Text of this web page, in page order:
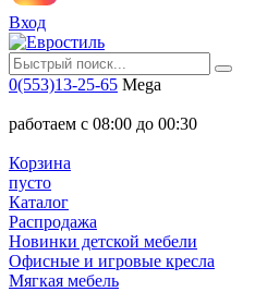
Вход
0(553)13-25-65 Mega
работаем с 08:00 до 00:30
Корзина
пусто
Каталог
Распродажа
Новинки детской мебели
Офисные и игровые кресла
Мягкая мебель